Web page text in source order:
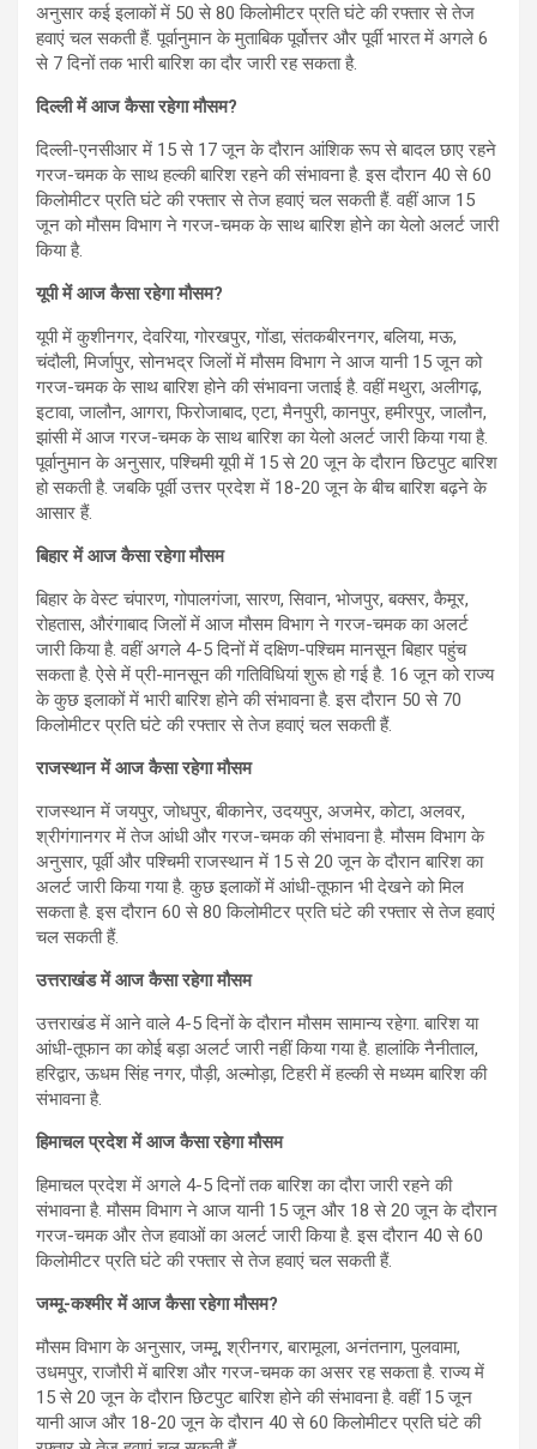
अनुसार कई इलाकों में 50 से 80 किलोमीटर प्रति घंटे की रफ्तार से तेज
हवाएं चल सकती हैं. पूर्वानुमान के मुताबिक पूर्वोत्तर और पूर्वी भारत में अगले 6
से 7 दिनों तक भारी बारिश का दौर जारी रह सकता है.
दिल्ली में आज कैसा रहेगा मौसम?
दिल्ली-एनसीआर में 15 से 17 जून के दौरान आंशिक रूप से बादल छाए रहने
गरज-चमक के साथ हल्की बारिश रहने की संभावना है. इस दौरान 40 से 60
किलोमीटर प्रति घंटे की रफ्तार से तेज हवाएं चल सकती हैं. वहीं आज 15
जून को मौसम विभाग ने गरज-चमक के साथ बारिश होने का येलो अलर्ट जारी
किया है.
यूपी में आज कैसा रहेगा मौसम?
यूपी में कुशीनगर, देवरिया, गोरखपुर, गोंडा, संतकबीरनगर, बलिया, मऊ,
चंदौली, मिर्जापुर, सोनभद्र जिलों में मौसम विभाग ने आज यानी 15 जून को
गरज-चमक के साथ बारिश होने की संभावना जताई है. वहीं मथुरा, अलीगढ़,
इटावा, जालौन, आगरा, फिरोजाबाद, एटा, मैनपुरी, कानपुर, हमीरपुर, जालौन,
झांसी में आज गरज-चमक के साथ बारिश का येलो अलर्ट जारी किया गया है.
पूर्वानुमान के अनुसार, पश्चिमी यूपी में 15 से 20 जून के दौरान छिटपुट बारिश
हो सकती है. जबकि पूर्वी उत्तर प्रदेश में 18-20 जून के बीच बारिश बढ़ने के
आसार हैं.
बिहार में आज कैसा रहेगा मौसम
बिहार के वेस्ट चंपारण, गोपालगंजा, सारण, सिवान, भोजपुर, बक्सर, कैमूर,
रोहतास, औरंगाबाद जिलों में आज मौसम विभाग ने गरज-चमक का अलर्ट
जारी किया है. वहीं अगले 4-5 दिनों में दक्षिण-पश्चिम मानसून बिहार पहुंच
सकता है. ऐसे में प्री-मानसून की गतिविधियां शुरू हो गई है. 16 जून को राज्य
के कुछ इलाकों में भारी बारिश होने की संभावना है. इस दौरान 50 से 70
किलोमीटर प्रति घंटे की रफ्तार से तेज हवाएं चल सकती हैं.
राजस्थान में आज कैसा रहेगा मौसम
राजस्थान में जयपुर, जोधपुर, बीकानेर, उदयपुर, अजमेर, कोटा, अलवर,
श्रीगंगानगर में तेज आंधी और गरज-चमक की संभावना है. मौसम विभाग के
अनुसार, पूर्वी और पश्चिमी राजस्थान में 15 से 20 जून के दौरान बारिश का
अलर्ट जारी किया गया है. कुछ इलाकों में आंधी-तूफान भी देखने को मिल
सकता है. इस दौरान 60 से 80 किलोमीटर प्रति घंटे की रफ्तार से तेज हवाएं
चल सकती हैं.
उत्तराखंड में आज कैसा रहेगा मौसम
उत्तराखंड में आने वाले 4-5 दिनों के दौरान मौसम सामान्य रहेगा. बारिश या
आंधी-तूफान का कोई बड़ा अलर्ट जारी नहीं किया गया है. हालांकि नैनीताल,
हरिद्वार, ऊधम सिंह नगर, पौड़ी, अल्मोड़ा, टिहरी में हल्की से मध्यम बारिश की
संभावना है.
हिमाचल प्रदेश में आज कैसा रहेगा मौसम
हिमाचल प्रदेश में अगले 4-5 दिनों तक बारिश का दौरा जारी रहने की
संभावना है. मौसम विभाग ने आज यानी 15 जून और 18 से 20 जून के दौरान
गरज-चमक और तेज हवाओं का अलर्ट जारी किया है. इस दौरान 40 से 60
किलोमीटर प्रति घंटे की रफ्तार से तेज हवाएं चल सकती हैं.
जम्मू-कश्मीर में आज कैसा रहेगा मौसम?
मौसम विभाग के अनुसार, जम्मू, श्रीनगर, बारामूला, अनंतनाग, पुलवामा,
उधमपुर, राजौरी में बारिश और गरज-चमक का असर रह सकता है. राज्य में
15 से 20 जून के दौरान छिटपुट बारिश होने की संभावना है. वहीं 15 जून
यानी आज और 18-20 जून के दौरान 40 से 60 किलोमीटर प्रति घंटे की